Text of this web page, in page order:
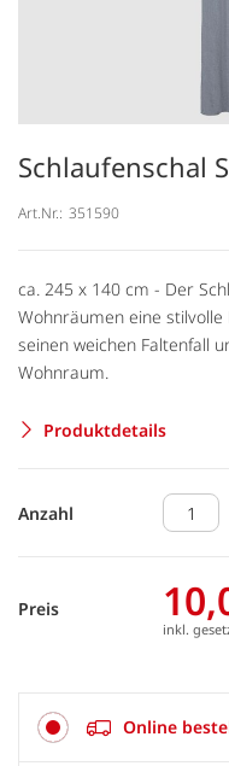
Schlaufenschal
Art.Nr.: 351590
ca. 245 x 140 cm - Der
Wohnräumen eine
seinen weichen Faltenfall
Wohnraum.
Produktdetails
Anzahl
Preis
inkl.
Online